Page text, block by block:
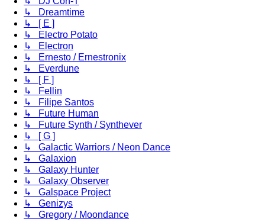
↳ Dreamtime
↳ [ E ]
↳ Electro Potato
↳ Electron
↳ Ernesto / Ernestronix
↳ Everdune
↳ [ F ]
↳ Fellin
↳ Filipe Santos
↳ Future Human
↳ Future Synth / Synthever
↳ [ G ]
↳ Galactic Warriors / Neon Dance
↳ Galaxion
↳ Galaxy Hunter
↳ Galaxy Observer
↳ Galspace Project
↳ Genizys
↳ Gregory / Moondance